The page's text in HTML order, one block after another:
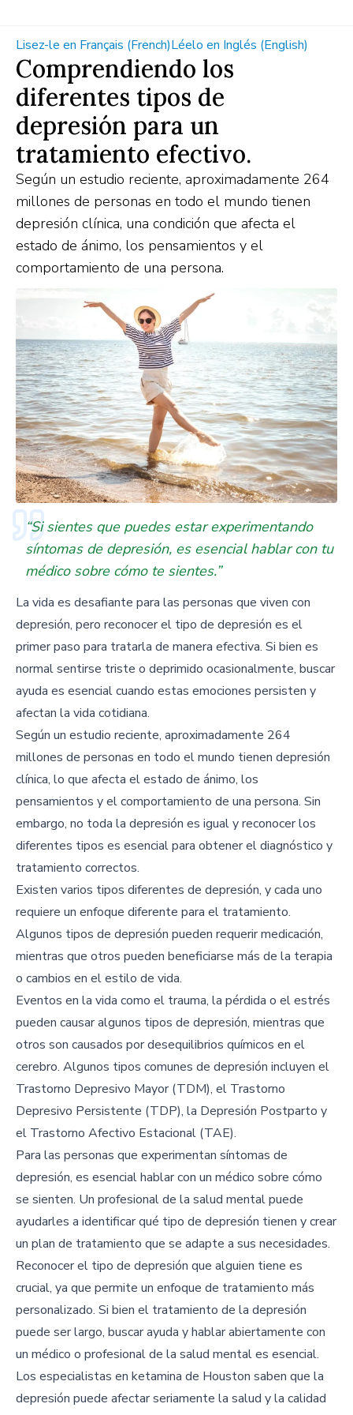
Lisez-le en Français (French)Léelo en Inglés (English)
Comprendiendo los
diferentes tipos de
depresión para un
tratamiento efectivo.
Según un estudio reciente, aproximadamente 264
millones de personas en todo el mundo tienen
depresión clínica, una condición que afecta el
estado de ánimo, los pensamientos y el
comportamiento de una persona.
“Si sientes que puedes estar experimentando
síntomas de depresión, es esencial hablar con tu
médico sobre cómo te sientes.”
La vida es desafiante para las personas que viven con
depresión, pero reconocer el tipo de depresión es el
primer paso para tratarla de manera efectiva. Si bien es
normal sentirse triste o deprimido ocasionalmente, buscar
ayuda es esencial cuando estas emociones persisten y
afectan la vida cotidiana.
Según un estudio reciente, aproximadamente 264
millones de personas en todo el mundo tienen depresión
clínica, lo que afecta el estado de ánimo, los
pensamientos y el comportamiento de una persona. Sin
embargo, no toda la depresión es igual y reconocer los
diferentes tipos es esencial para obtener el diagnóstico y
tratamiento correctos.
Existen varios tipos diferentes de depresión, y cada uno
requiere un enfoque diferente para el tratamiento.
Algunos tipos de depresión pueden requerir medicación,
mientras que otros pueden beneficiarse más de la terapia
o cambios en el estilo de vida.
Eventos en la vida como el trauma, la pérdida o el estrés
pueden causar algunos tipos de depresión, mientras que
otros son causados por desequilibrios químicos en el
cerebro. Algunos tipos comunes de depresión incluyen el
Trastorno Depresivo Mayor (TDM), el Trastorno
Depresivo Persistente (TDP), la Depresión Postparto y
el Trastorno Afectivo Estacional (TAE).
Para las personas que experimentan síntomas de
depresión, es esencial hablar con un médico sobre cómo
se sienten. Un profesional de la salud mental puede
ayudarles a identificar qué tipo de depresión tienen y crear
un plan de tratamiento que se adapte a sus necesidades.
Reconocer el tipo de depresión que alguien tiene es
crucial, ya que permite un enfoque de tratamiento más
personalizado. Si bien el tratamiento de la depresión
puede ser largo, buscar ayuda y hablar abiertamente con
un médico o profesional de la salud mental es esencial.
Los especialistas en ketamina de Houston saben que la
depresión puede afectar seriamente la salud y la calidad